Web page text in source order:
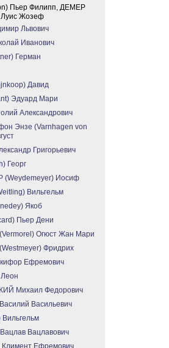
Пьер Филипп, ДЕМЕР
Жозеф
Львович
Иванович
Герман
Давид
Эдуард Мари
Александрович
Энзе (Varnhagen von
Григорьевич
Георг
Иосиф
Вильгельм
Якоб
Пьер Дени
Огюст Жан Мари
Фридрих
Ефремович
Михаил Федорович
Васильевич
Вацлавович
Ефремович